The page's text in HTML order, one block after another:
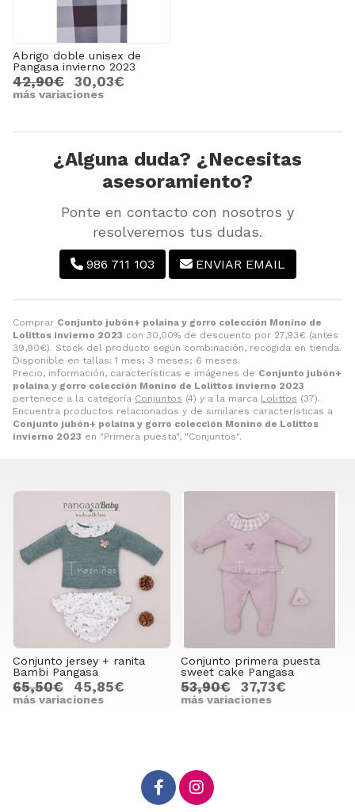
Comprar Conjunto jubón+ polaina y gorro colección Monino de
Lolittos invierno 2023 con 30,00% de descuento por 27,93€ (antes
39,90€). Stock del producto según combinación, recogida en tienda.
Disponible en tallas: 1 mes; 3 meses; 6 meses.
Precio, información, características e imágenes de Conjunto jubón+
polaina y gorro colección Monino de Lolittos invierno 2023
pertenece a la categoría Conjuntos (4) y a la marca Lolittos (37).
Encuentra productos relacionados y de similares características a
Conjunto jubón+ polaina y gorro colección Monino de Lolittos
invierno 2023 en "Primera puesta", "Conjuntos".
Abrigo doble unisex de
Pangasa invierno 2023
42,90€ 30,03€
más variaciones
¿Alguna duda? ¿Necesitas
asesoramiento?
Ponte en contacto con nosotros y
resolveremos tus dudas.
986 711 103 ENVIAR EMAIL
Conjunto jersey + ranita
Bambi Pangasa
65,50€ 45,85€
más variaciones
Conjunto primera puesta
sweet cake Pangasa
53,90€ 37,73€
más variaciones